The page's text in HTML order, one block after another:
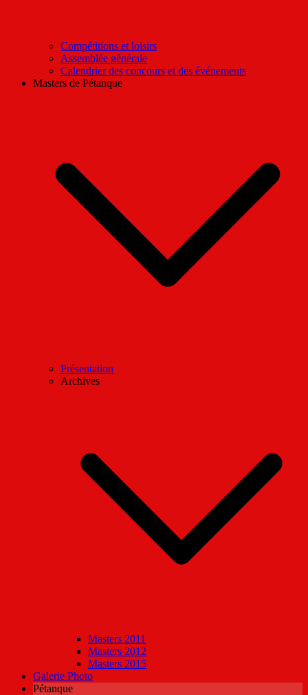
Compétitions et loisirs
Assemblée générale
Calendrier des concours et des événements
Masters de Pétanque
Présentation
Archives
Masters 2011
Masters 2012
Masters 2015
Galerie Photo
Pétanque